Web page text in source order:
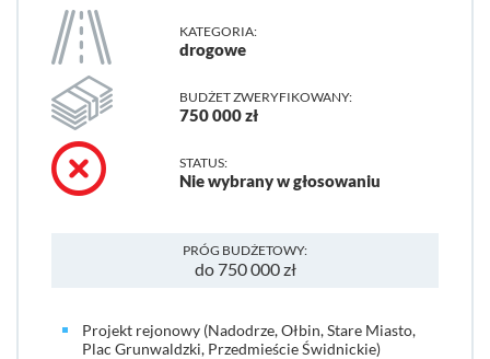
KATEGORIA:
drogowe
BUDŻET ZWERYFIKOWANY:
750 000 zł
STATUS:
Nie wybrany w głosowaniu
PRÓG BUDŻETOWY:
do 750 000 zł
Projekt rejonowy (Nadodrze, Ołbin, Stare Miasto,
Plac Grunwaldzki, Przedmieście Świdnickie)